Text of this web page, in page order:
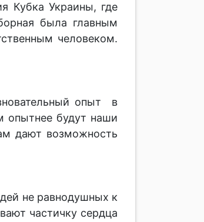
Кубка Украины, где
была главным
человеком.
опыт в
опытнее будут наши
дают возможность
не равнодушных к
частичку сердца